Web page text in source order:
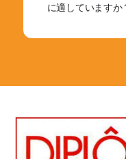
に適していますか